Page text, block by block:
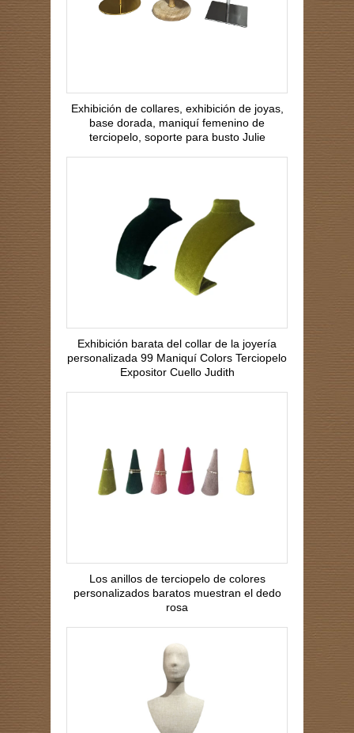
Exhibición de collares, exhibición de joyas,
base dorada, maniquí femenino de
terciopelo, soporte para busto Julie
Exhibición barata del collar de la joyería
personalizada 99 Maniquí Colors Terciopelo
Expositor Cuello Judith
Los anillos de terciopelo de colores
personalizados baratos muestran el dedo
rosa